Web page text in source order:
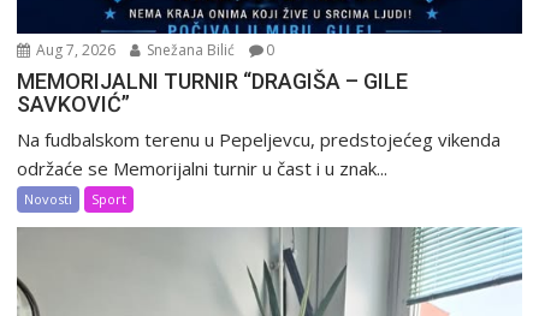
Aug 7, 2026 Snežana Bilić 0
MEMORIJALNI TURNIR “DRAGIŠA – GILE
SAVKOVIĆ”
Na fudbalskom terenu u Pepeljevcu, predstojećeg vikenda
održaće se Memorijalni turnir u čast i u znak...
Novosti Sport